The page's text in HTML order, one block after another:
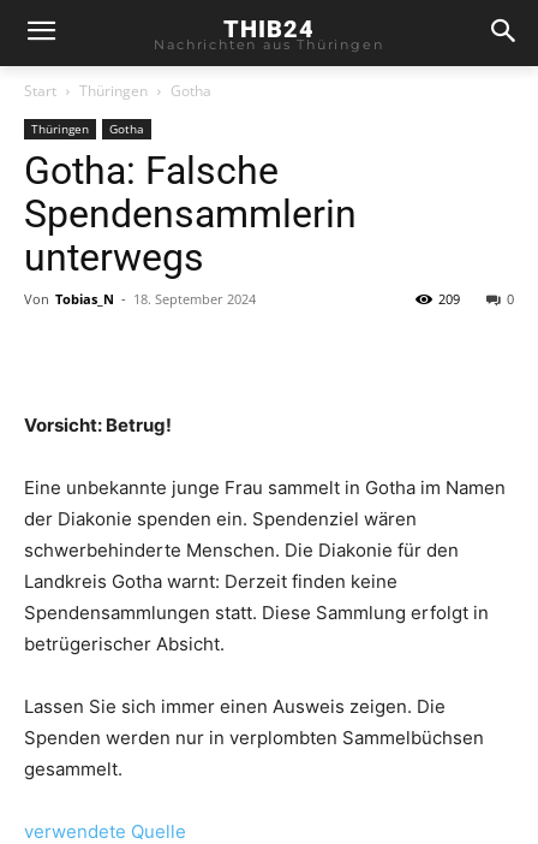
THIB24
Nachrichten aus Thüringen
Start Thüringen Gotha
Thüringen Gotha
Gotha: Falsche
Spendensammlerin
unterwegs
Von Tobias_N - 18. September 2024 0
209
Vorsicht: Betrug!
Eine unbekannte junge Frau sammelt in Gotha im Namen
der Diakonie spenden ein. Spendenziel wären
schwerbehinderte Menschen. Die Diakonie für den
Landkreis Gotha warnt: Derzeit finden keine
Spendensammlungen statt. Diese Sammlung erfolgt in
betrügerischer Absicht.
Lassen Sie sich immer einen Ausweis zeigen. Die
Spenden werden nur in verplombten Sammelbüchsen
gesammelt.
verwendete Quelle